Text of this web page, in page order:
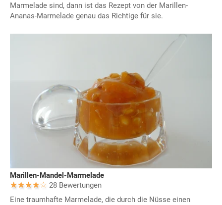
Marmelade sind, dann ist das Rezept von der Marillen-
Ananas-Marmelade genau das Richtige für sie.
Marillen-Mandel-Marmelade
28 Bewertungen
Eine traumhafte Marmelade, die durch die Nüsse einen